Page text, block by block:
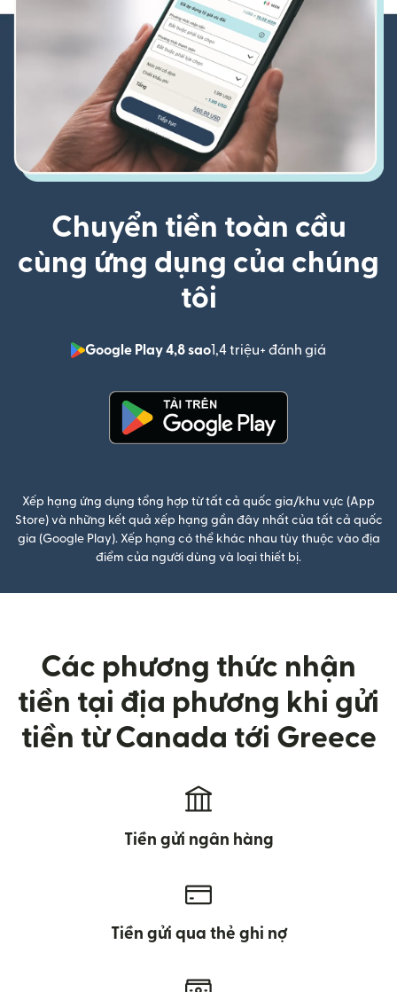
Chuyển tiền toàn cầu
cùng ứng dụng của chúng
tôi
Google Play 4,8 sao1,4 triệu+ đánh giá
Xếp hạng ứng dụng tổng hợp từ tất cả quốc gia/khu vực (App
Store) và những kết quả xếp hạng gần đây nhất của tất cả quốc
gia (Google Play). Xếp hạng có thể khác nhau tùy thuộc vào địa
điểm của người dùng và loại thiết bị.
Các phương thức nhận
tiền tại địa phương khi gửi
tiền từ Canada tới Greece
Tiền gửi ngân hàng
Tiền gửi qua thẻ ghi nợ